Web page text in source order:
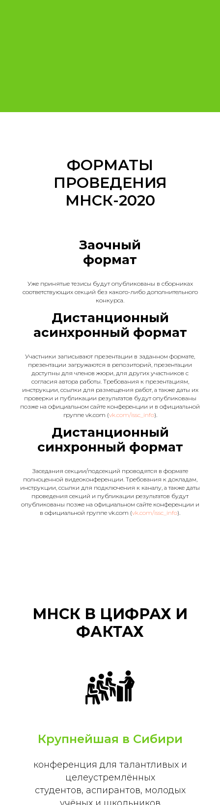
ФОРМАТЫ
ПРОВЕДЕНИЯ
МНСК-2020
Заочный
формат
Уже принятые тезисы будут опубликованы в сборниках
соответствующих секций без какого-либо дополнительного
конкурса.
Дистанционный
асинхронный формат
Участники записывают презентации в заданном формате,
презентации загружаются в репозиторий, презентации
доступны для членов жюри, для других участников с
согласия автора работы. Требования к презентациям,
инструкции, ссылки для размещения работ, а также даты их
проверки и публикации результатов будут опубликованы
позже на официальном сайте конференции и в официальной
группе vk.com (vk.com/issc_info).
Дистанционный
синхронный формат
Заседания секции/подсекций проводятся в формате
полноценной видеоконференции. Требования к докладам,
инструкции, ссылки для подключения к каналу, а также даты
проведения секций и публикации результатов будут
опубликованы позже на официальном сайте конференции и
в официальной группе vk.com (vk.com/issc_info).
МНСК В ЦИФРАХ И
ФАКТАХ
Крупнейшая в Сибири
конференция для талантливых и
целеустремлённых
студентов, аспирантов, молодых